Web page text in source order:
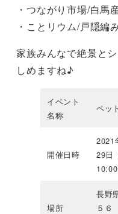
・つながり市場/白馬
・ことリウム/戸隠編
家族みんなで絶景と
しめますね♪
イベント
名称
ペッ
開催日時
2021
29日
場所
長野
５６